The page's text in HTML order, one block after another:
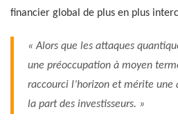
financier global de plus en plus
« Alors que les attaques
une préoccupation à moyen
raccourci l’horizon et mérite
la part des investisseurs. »